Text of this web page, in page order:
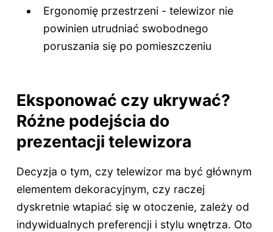
Ergonomię przestrzeni - telewizor nie
powinien utrudniać swobodnego
poruszania się po pomieszczeniu
Eksponować czy ukrywać?
Różne podejścia do
prezentacji telewizora
Decyzja o tym, czy telewizor ma być głównym
elementem dekoracyjnym, czy raczej
dyskretnie wtapiać się w otoczenie, zależy od
indywidualnych preferencji i stylu wnętrza. Oto